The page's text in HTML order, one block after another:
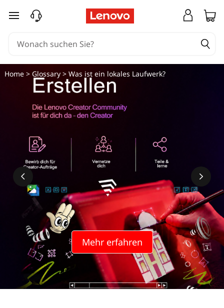
zum Hauptinhalt springen
Mehr erfahren
Home> Glossary> Was ist ein lokales Laufwerk?